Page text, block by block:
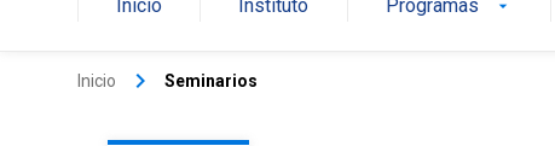
Inicio Instituto Programas arrow_drop_down
Inicio keyboard_arrow_right Seminarios